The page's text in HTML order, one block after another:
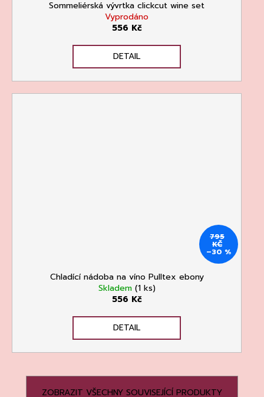
Sommeliérská vývrtka clickcut wine set
Vyprodáno
556 Kč
DETAIL
795
KČ
–30 %
Chladící nádoba na víno Pulltex ebony
Skladem (1 ks)
556 Kč
DETAIL
ZOBRAZIT VŠECHNY SOUVISEJÍCÍ PRODUKTY